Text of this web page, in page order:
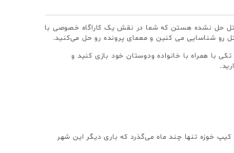
حل نشده هستن که شما در نقش یک کاراگاه خصوصی با
رو شناسایی می کنین و معمای پرونده رو حل می‌کنید.
با همراه با خانواده ودوستان خود بازی کنید و
کیپ خوزه تنها چند ماه می‌گذرد که باری دیگر این شهر